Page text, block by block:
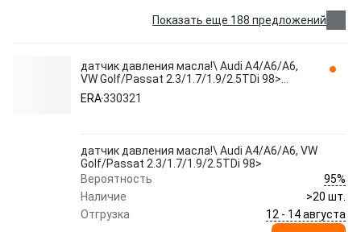
Показать еще 188 предложений
датчик давления масла!\ Audi A4/A6/A6,
VW Golf/Passat 2.3/1.7/1.9/2.5TDi 98>
330321 ERA
ERA330321
датчик давления масла!\ Audi A4/A6/A6, VW
Golf/Passat 2.3/1.7/1.9/2.5TDi 98>
Вероятность
95%
Наличие
>20 шт.
Отгрузка
12 - 14 августа